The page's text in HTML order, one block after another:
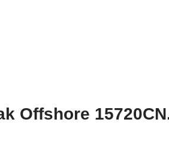
Offshore